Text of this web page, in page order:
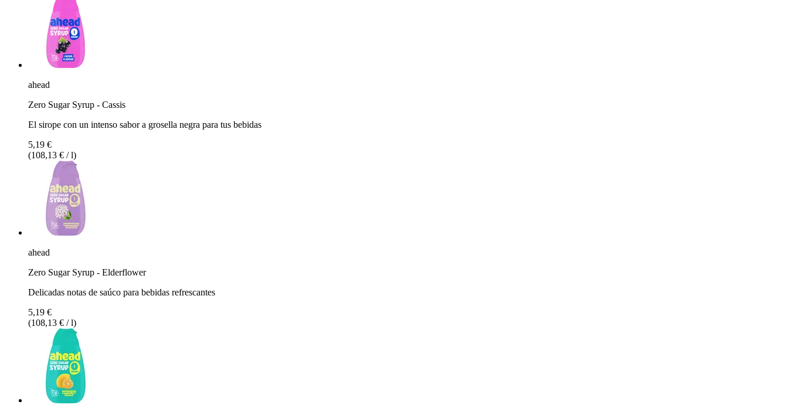
ahead
Zero Sugar Syrup - Cassis
El sirope con un intenso sabor a grosella negra para tus bebidas
5,19 €
(108,13 € / l)
ahead
Zero Sugar Syrup - Elderflower
Delicadas notas de saúco para bebidas refrescantes
5,19 €
(108,13 € / l)